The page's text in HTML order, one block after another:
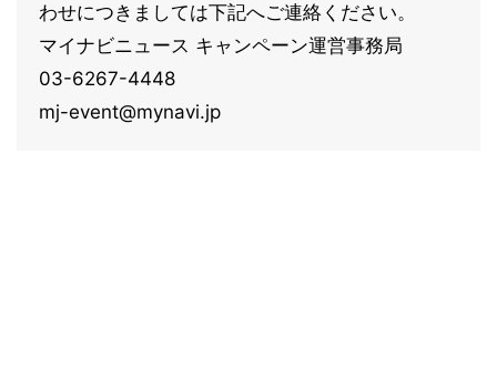
わせにつきましては下記へご連絡ください。
マイナビニュース キャンペーン運営事務局
03-6267-4448
mj-event@mynavi.jp